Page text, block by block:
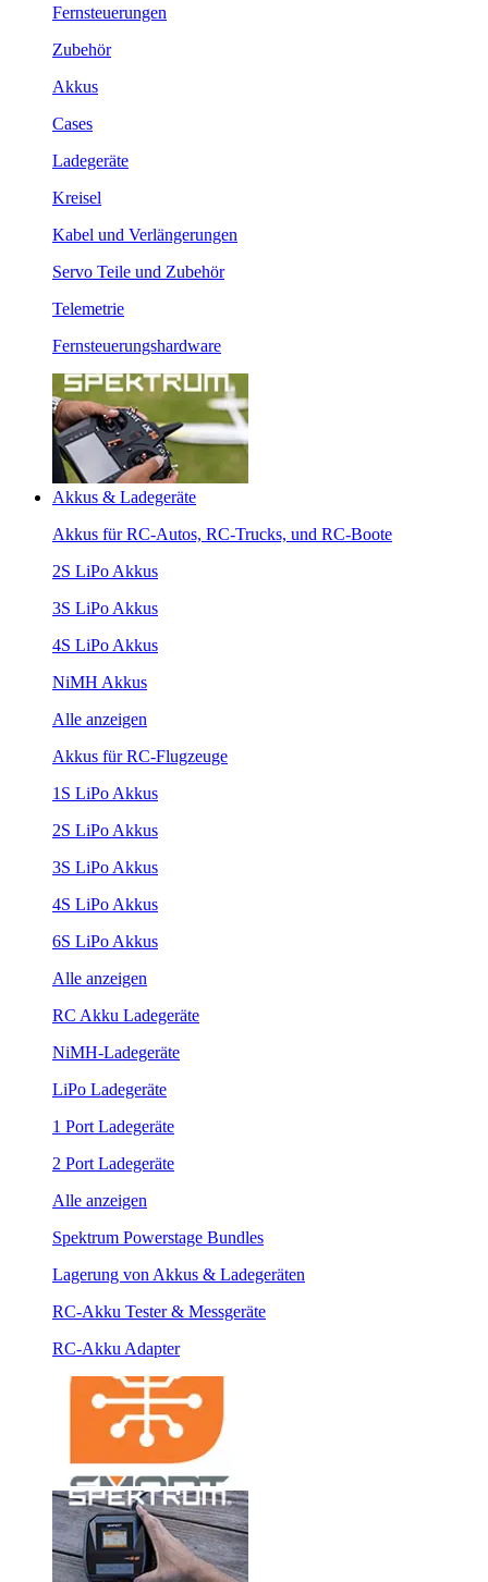
Fernsteuerungen
Zubehör
Akkus
Cases
Ladegeräte
Kreisel
Kabel und Verlängerungen
Servo Teile und Zubehör
Telemetrie
Fernsteuerungshardware
Akkus & Ladegeräte
Akkus für RC-Autos, RC-Trucks, und RC-Boote
2S LiPo Akkus
3S LiPo Akkus
4S LiPo Akkus
NiMH Akkus
Alle anzeigen
Akkus für RC-Flugzeuge
1S LiPo Akkus
2S LiPo Akkus
3S LiPo Akkus
4S LiPo Akkus
6S LiPo Akkus
Alle anzeigen
RC Akku Ladegeräte
NiMH-Ladegeräte
LiPo Ladegeräte
1 Port Ladegeräte
2 Port Ladegeräte
Alle anzeigen
Spektrum Powerstage Bundles
Lagerung von Akkus & Ladegeräten
RC-Akku Tester & Messgeräte
RC-Akku Adapter